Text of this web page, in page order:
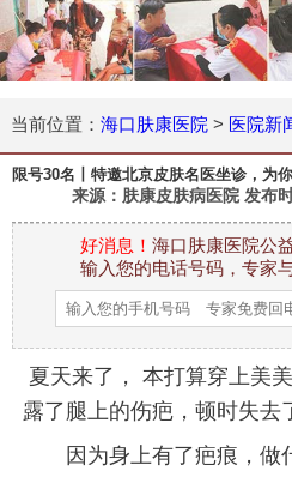
当前位置： 海口肤康医院 > 医院新
限号30名丨特邀北京皮肤名医坐诊，为
来源：肤康皮肤病医院 发布
好消息！ 海口肤康医院公
输入您的电话号码，专家
夏天来了， 本打算穿上美
露了腿上的伤疤，顿时失
因为身上有了疤痕，做